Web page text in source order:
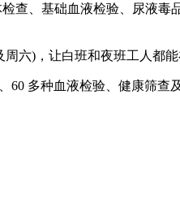
检查、基础血液检验、尿
六)，让白班和夜班工人都
多种血液检验、健康筛查